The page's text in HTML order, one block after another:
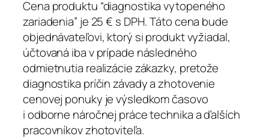
Cena produktu “diagnostika vytopeného
zariadenia” je 25 € s DPH. Táto cena bude
objednávateľovi, ktorý si produkt vyžiadal,
účtovaná iba v prípade následného
odmietnutia realizácie zákazky, pretože
diagnostika príčin závady a zhotovenie
cenovej ponuky je výsledkom časovo
i odborne náročnej práce technika a ďalších
pracovníkov zhotoviteľa.